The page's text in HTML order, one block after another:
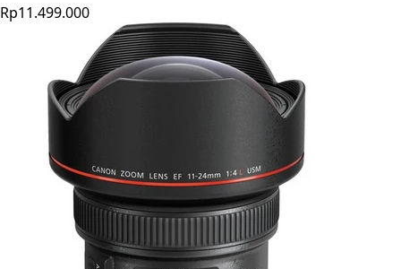
Rp11.499.000